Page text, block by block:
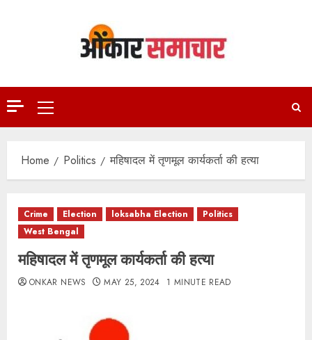
Primary
Menu
Home Politics महिषादल में तृणमूल कार्यकर्ता की हत्या
Crime Election loksabha Election
Politics
West Bengal
महिषादल में तृणमूल कार्यकर्ता की हत्या
ONKAR NEWS MAY 25, 2024 1 MINUTE READ